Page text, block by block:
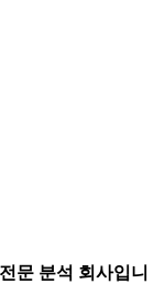
문 분석 회사입니